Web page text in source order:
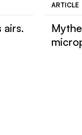
airs.
ARTICLE